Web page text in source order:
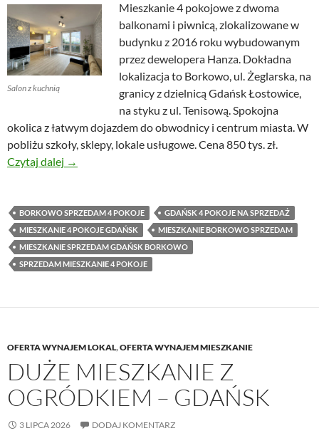
Salon z kuchnią
Mieszkanie 4 pokojowe z dwoma
balkonami i piwnicą, zlokalizowane w
budynku z 2016 roku wybudowanym
przez dewelopera Hanza. Dokładna
lokalizacja to Borkowo, ul. Żeglarska, na
granicy z dzielnicą Gdańsk Łostowice,
na styku z ul. Tenisową. Spokojna
okolica z łatwym dojazdem do obwodnicy i centrum miasta. W
pobliżu szkoły, sklepy, lokale usługowe. Cena 850 tys. zł.
Czytaj dalej Mieszkanie 4 pokojowe z dwoma balkonami i
→
BORKOWO SPRZEDAM 4 POKOJE
GDAŃSK 4 POKOJE NA SPRZEDAŻ
MIESZKANIE 4 POKOJE GDAŃSK
MIESZKANIE BORKOWO SPRZEDAM
MIESZKANIE SPRZEDAM GDAŃSK BORKOWO
SPRZEDAM MIESZKANIE 4 POKOJE
OFERTA WYNAJEM LOKAL,OFERTA WYNAJEM MIESZKANIE
DUŻE MIESZKANIE Z
OGRÓDKIEM – GDAŃSK
3 LIPCA 2026 DODAJ KOMENTARZ